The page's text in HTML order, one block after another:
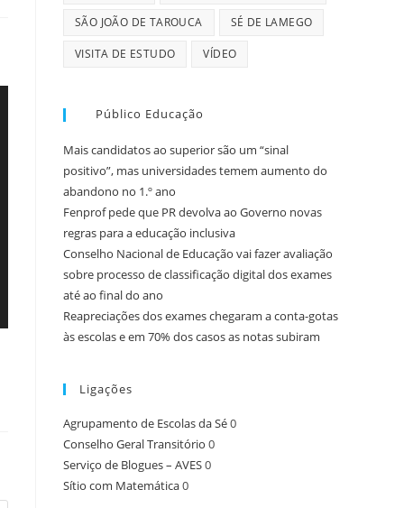
SÃO JOÃO DE TAROUCA SÉ DE LAMEGO
VISITA DE ESTUDO VÍDEO
Público Educação
Mais candidatos ao superior são um “sinal
positivo”, mas universidades temem aumento do
abandono no 1.º ano
Fenprof pede que PR devolva ao Governo novas
regras para a educação inclusiva
Conselho Nacional de Educação vai fazer avaliação
sobre processo de classificação digital dos exames
até ao final do ano
Reapreciações dos exames chegaram a conta-gotas
às escolas e em 70% dos casos as notas subiram
Ligações
Agrupamento de Escolas da Sé0
Conselho Geral Transitório 0
Serviço de Blogues – AVES0
Sítio com Matemática0